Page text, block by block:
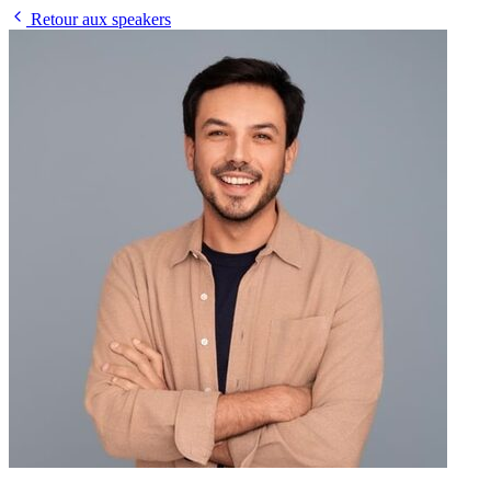
Retour aux speakers